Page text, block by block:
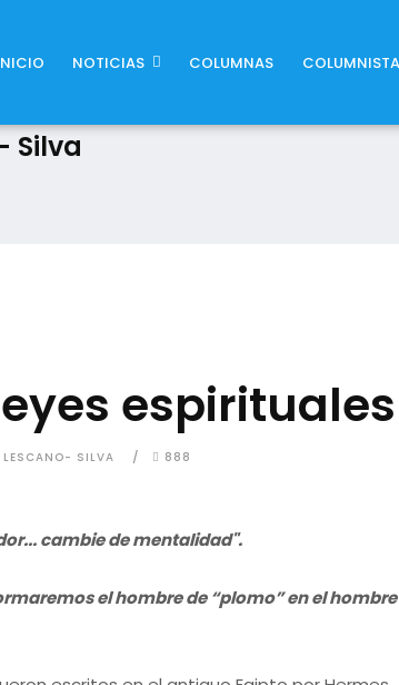
NOTICIAS COLUMNAS
Silva
espirituales
LESCANO- SILVA 888
cambie de mentalidad".
el hombre de “plomo” en el hombre